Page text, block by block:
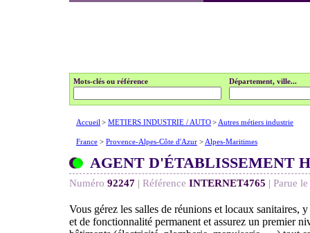
Mots-clés ou référence Département, ville...
Accueil > METIERS INDUSTRIE / AUTO> Autres métiers industrie
France > Provence-Alpes-Côte d'Azur > Alpes-Maritimes
AGENT D'ÉTABLISSEMENT
Numéro 92247 | Référence INTERNET4765 | Parue le
Vous gérez les salles de réunions et locaux sanitaires,
et de fonctionnalité permanent et assurez un premier